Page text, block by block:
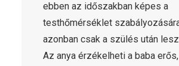
ebben az időszakban képes a
testhőmérséklet
azonban csak a szülés után
Az anya érzékelheti a baba